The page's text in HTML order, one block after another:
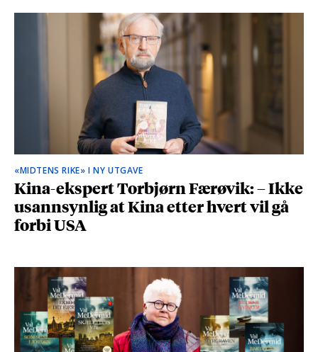
«MIDTENS RIKE» I NY UTGAVE
Kina-ekspert Torbjørn Færøvik: – Ikke
usannsynlig at Kina etter hvert vil gå
forbi USA